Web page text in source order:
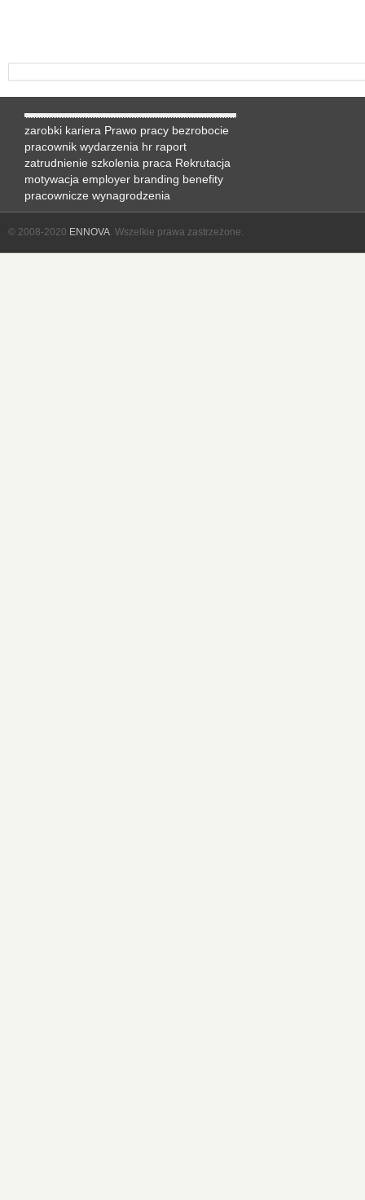
zarobki kariera Prawo pracy bezrobocie
pracownik wydarzenia hr raport
zatrudnienie szkolenia praca Rekrutacja
motywacja employer branding benefity
pracownicze wynagrodzenia
© 2008-2020 ENNOVA. Wszelkie prawa zastrzeżone.